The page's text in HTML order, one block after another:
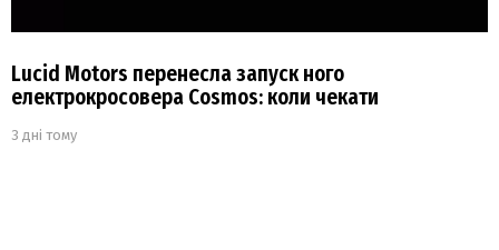
Lucid Motors перенесла запуск ного
електрокросовера Cosmos: коли чекати
3 дні тому